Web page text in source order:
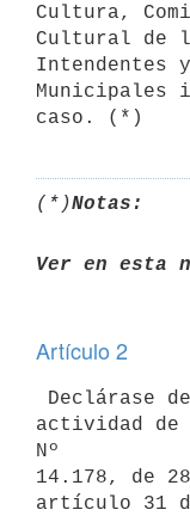
Cultura,
Cultural de
Intendentes
Municipales
(*)Notas:
Ver en esta
Artículo 2
actividad de
Nº
14.178, de
artículo 31